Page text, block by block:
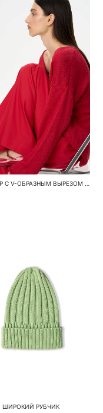
ДЖЕМПЕР С V-ОБРАЗНЫМ ВЫРЕЗОМ ИЗ 100% ЛЬНА
ШИРОКИЙ РУБЧИК